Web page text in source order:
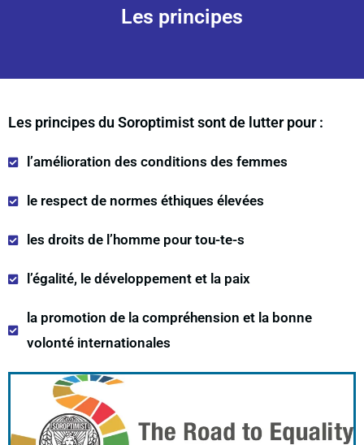
Les principes
Les principes du Soroptimist sont de lutter pour :
l’amélioration des conditions des femmes
le respect de normes éthiques élevées
les droits de l’homme pour tou-te-s
l’égalité, le développement et la paix
la promotion de la compréhension et la bonne
volonté internationales